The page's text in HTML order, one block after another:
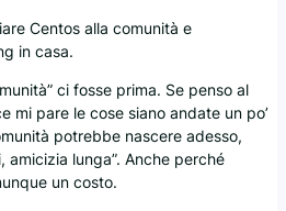
Centos alla comunità e
in casa.
ci fosse prima. Se penso al
mi pare le cose siano andate un po’
potrebbe nascere adesso,
amicizia lunga”. Anche perché
un costo.